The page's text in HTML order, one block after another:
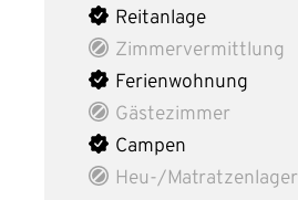
Reitanlage
Zimmervermittlung
Ferienwohnung
Gästezimmer
Campen
Heu-/Matratzenlager